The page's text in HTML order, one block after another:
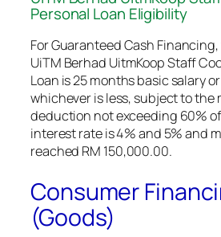
Personal Loan Eligibility
For Guaranteed Cash
UiTM Berhad UitmKoop Staff
Loan is 25 months basic salary
whichever is less, subject to the
deduction not exceeding 60%
interest rate is 4% and 5% and
reached RM 150,000.00.
Consumer
(Goods)